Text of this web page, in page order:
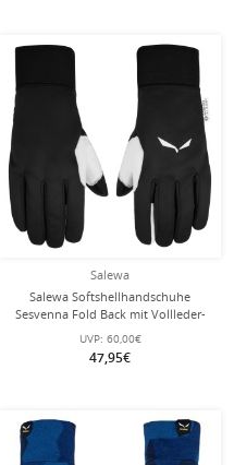
Salewa
Salewa Softshellhandschuhe
Sesvenna Fold Back mit Vollleder-
Handfläche - winddicht - schwarz
UVP: 60,00€
47,95€